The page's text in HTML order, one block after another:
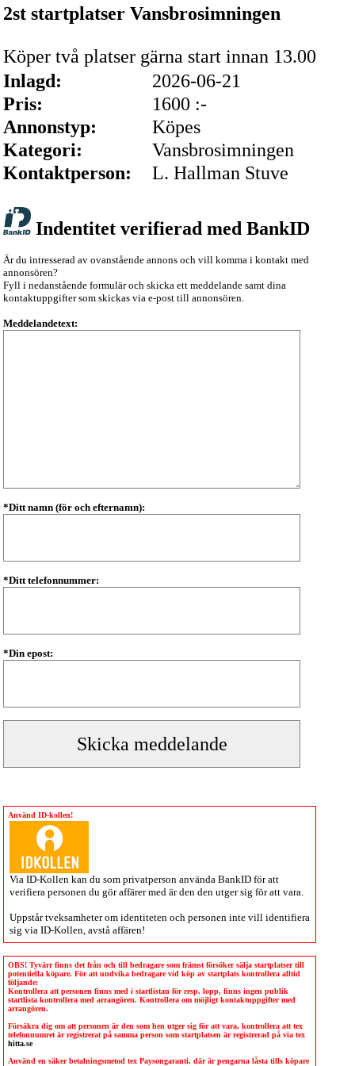
2st startplatser Vansbrosimningen
Köper två platser gärna start innan 13.00
Inlagd:
2026-06-21
Pris:
1600 :-
Annonstyp:
Köpes
Kategori:
Vansbrosimningen
Kontaktperson:
L. Hallman Stuve
Indentitet verifierad med BankID
Är du intresserad av ovanstående annons och vill komma i kontakt med
annonsören?
Fyll i nedanstående formulär och skicka ett meddelande samt dina
kontaktuppgifter som skickas via e-post till annonsören.
Meddelandetext:
*Ditt namn (för och efternamn):
*Ditt telefonnummer:
*Din epost:
Använd ID-kollen!
Via ID-Kollen kan du som privatperson använda BankID för att
verifiera personen du gör affärer med är den den utger sig för att vara.
Uppstår tveksamheter om identiteten och personen inte vill identifiera
sig via ID-Kollen , avstå affären!
OBS! Tyvärr finns det från och till bedragare som främst försöker sälja startplatser till
potentiella köpare. För att undvika bedragare vid köp av startplats kontrollera alltid
följande:
Kontrollera att personen finns med i startlistan för resp. lopp, finns ingen publik
startlista kontrollera med arrangören. Kontrollera om möjligt kontaktuppgifter med
arrangören.
Försäkra dig om att personen är den som hen utger sig för att vara, kontrollera att tex
telefonnumret är registrerat på samma person som startplatsen är registrerad på via tex
hitta.se
Använd en säker betalningsmetod tex Paysongaranti, där är pengarna låsta tills köpare